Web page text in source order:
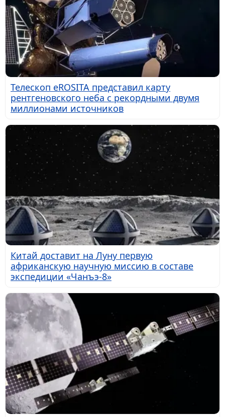
Телескоп eROSITA представил карту
рентгеновского неба с рекордными двумя
миллионами источников
Китай доставит на Луну первую
африканскую научную миссию в составе
экспедиции «Чанъэ-8»